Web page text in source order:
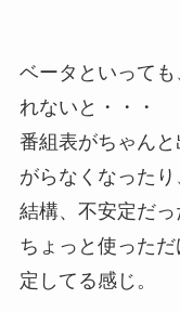
ベータといって
れないと・・・
番組表がちゃん
がらなくなったり
結構、不安定だっ
ちょっと使った
定してる感じ。